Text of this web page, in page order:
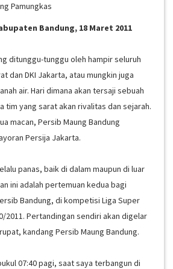
Pamungkas
Bandung, 18 Maret 2011
ditunggu-tunggu oleh hampir seluruh
dan DKI Jakarta, atau mungkin juga
air. Hari dimana akan tersaji sebuah
tim yang sarat akan rivalitas dan sejarah.
macan, Persib Maung Bandung
Persija Jakarta.
panas, baik di dalam maupun di luar
ini adalah pertemuan kedua bagi
Bandung, di kompetisi Liga Super
2011. Pertandingan sendiri akan digelar
kandang Persib Maung Bandung.
07:40 pagi, saat saya terbangun di